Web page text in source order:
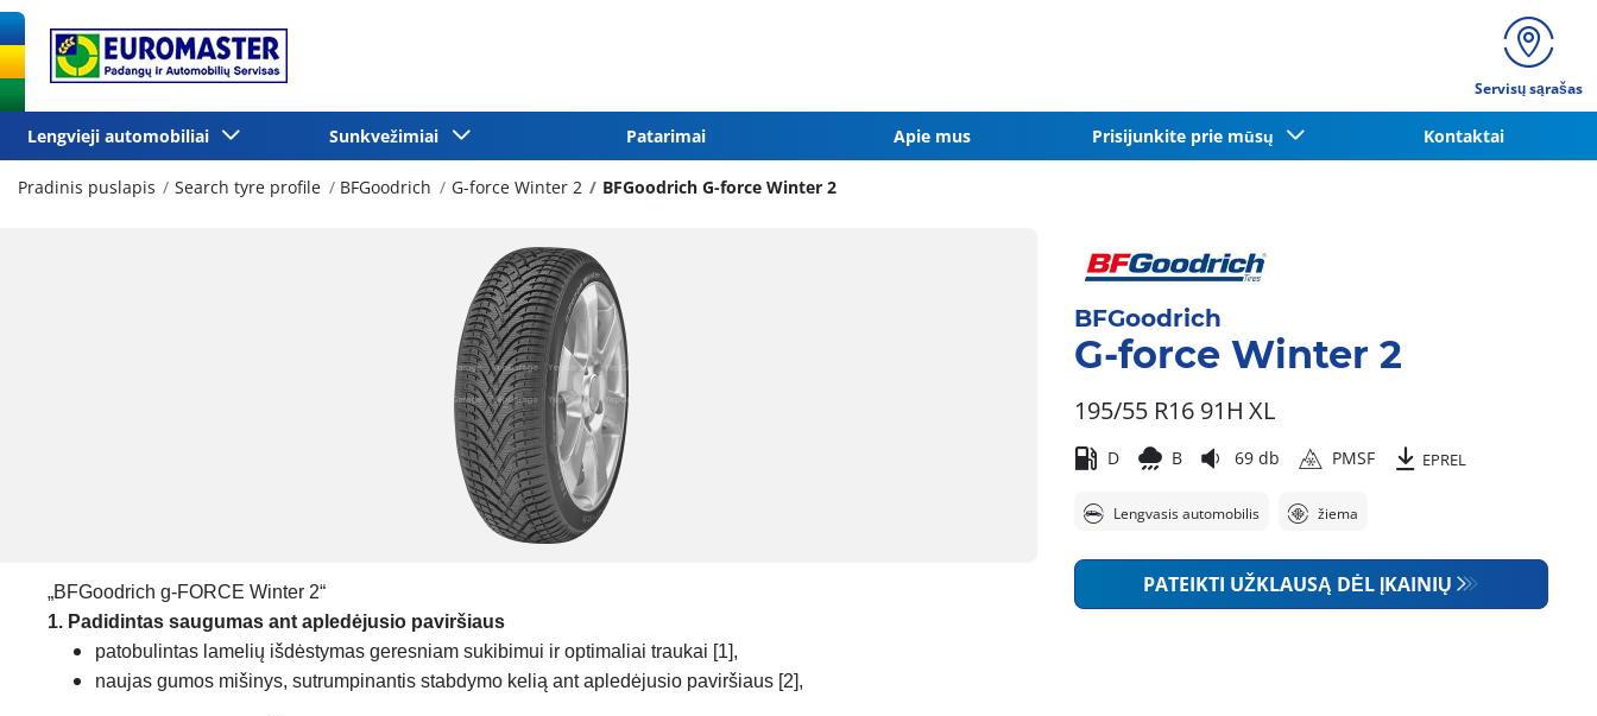
Servisų sąrašas
Lengvieji automobiliai Sunkvežimiai Patarimai Apie mus Prisijunkite prie mūsų Kontaktai
Pradinis puslapis Search tyre profile BFGoodrich G-force Winter 2 BFGoodrich G-force Winter 2
„BFGoodrich g-FORCE Winter 2“
1. Padidintas saugumas ant apledėjusio paviršiaus
patobulintas lamelių išdėstymas geresniam sukibimui ir optimaliai traukai [1],
naujas gumos mišinys, sutrumpinantis stabdymo kelią ant apledėjusio paviršiaus [2],
BFGoodrich
G-force Winter 2
195/55 R16 91H XL
D B 69 db PMSF EPREL
Lengvasis automobilis žiema
PATEIKTI UŽKLAUSĄ DĖL ĮKAINIŲ